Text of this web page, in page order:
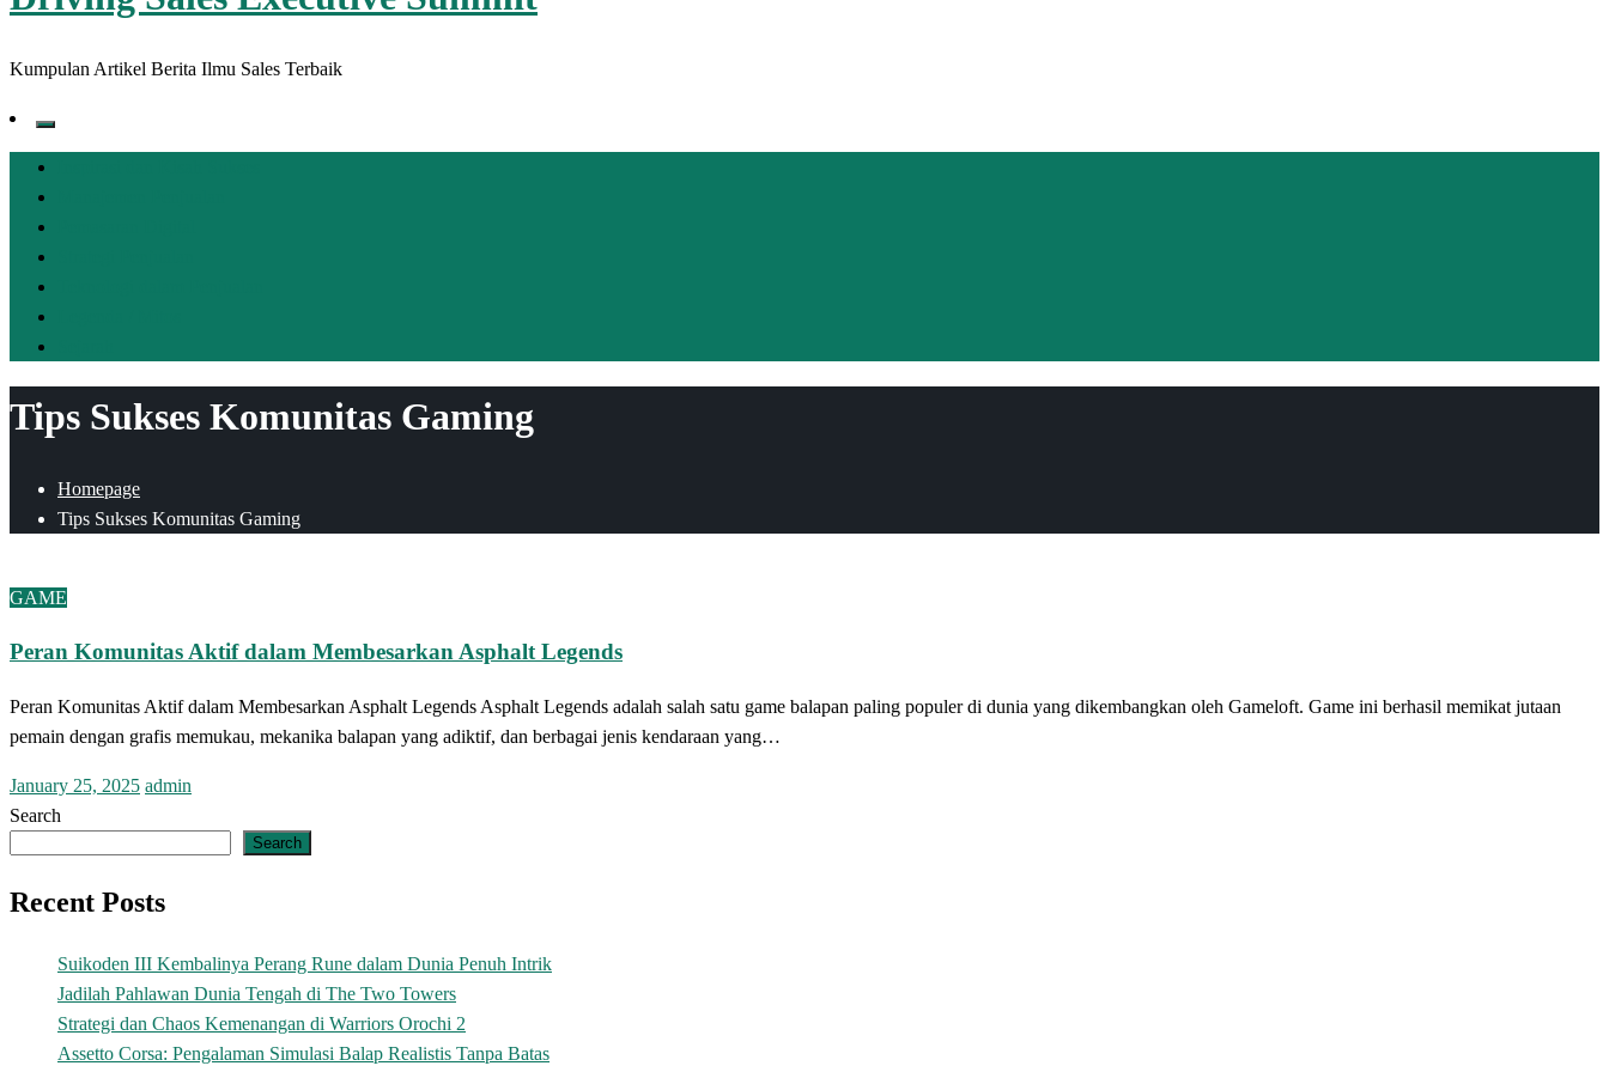
Kumpulan Artikel Berita Ilmu Sales Terbaik
Tips Sukses Komunitas Gaming
Homepage
Tips Sukses Komunitas Gaming
GAME
Peran Komunitas Aktif dalam Membesarkan Asphalt Legends
Peran Komunitas Aktif dalam Membesarkan Asphalt Legends Asphalt Legends adalah salah satu game balapan paling populer di dunia yang dikembangkan oleh Gameloft. Game ini berhasil memikat jutaan
pemain dengan grafis memukau, mekanika balapan yang adiktif, dan berbagai jenis kendaraan yang…
Posted
on
January 25, 2025 admin
Search
Search
Recent Posts
Suikoden III Kembalinya Perang Rune dalam Dunia Penuh Intrik
Jadilah Pahlawan Dunia Tengah di The Two Towers
Strategi dan Chaos Kemenangan di Warriors Orochi 2
Assetto Corsa: Pengalaman Simulasi Balap Realistis Tanpa Batas